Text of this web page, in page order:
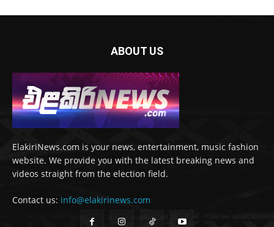
ABOUT US
ElakiriNews.com is your news, entertainment, music fashion
website. We provide you with the latest breaking news and
videos straight from the election field.
Contact us: info@elakirinews.com